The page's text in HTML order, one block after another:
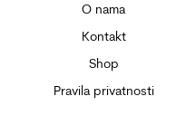
O nama
Kontakt
Shop
Pravila privatnosti